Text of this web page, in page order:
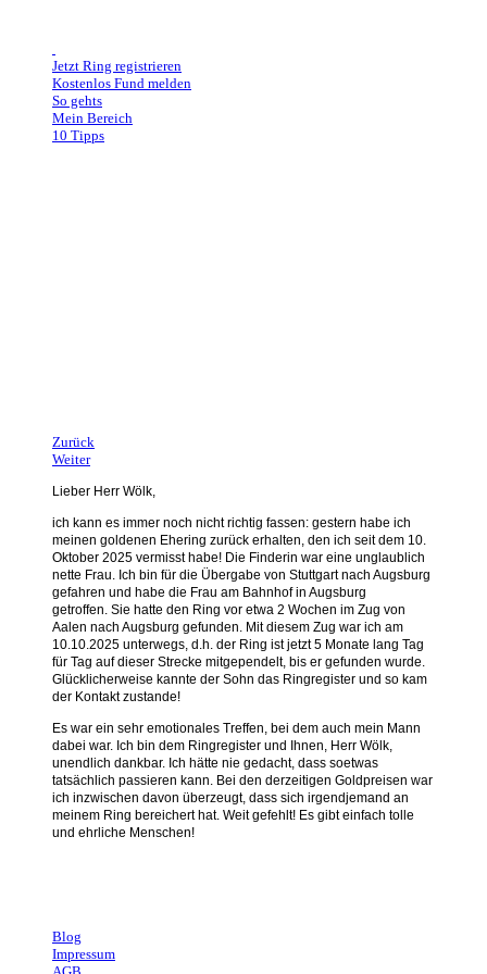
Jetzt Ring registrieren
Kostenlos Fund melden
So gehts
Mein Bereich
10 Tipps
Zurück
Weiter
Lieber Herr Wölk,
ich kann es immer noch nicht richtig fassen: gestern habe ich
meinen goldenen Ehering zurück erhalten, den ich seit dem 10.
Oktober 2025 vermisst habe! Die Finderin war eine unglaublich
nette Frau. Ich bin für die Übergabe von Stuttgart nach Augsburg
gefahren und habe die Frau am Bahnhof in Augsburg
getroffen. Sie hatte den Ring vor etwa 2 Wochen im Zug von
Aalen nach Augsburg gefunden. Mit diesem Zug war ich am
10.10.2025 unterwegs, d.h. der Ring ist jetzt 5 Monate lang Tag
für Tag auf dieser Strecke mitgependelt, bis er gefunden wurde.
Glücklicherweise kannte der Sohn das Ringregister und so kam
der Kontakt zustande!
Es war ein sehr emotionales Treffen, bei dem auch mein Mann
dabei war. Ich bin dem Ringregister und Ihnen, Herr Wölk,
unendlich dankbar. Ich hätte nie gedacht, dass soetwas
tatsächlich passieren kann. Bei den derzeitigen Goldpreisen war
ich inzwischen davon überzeugt, dass sich irgendjemand an
meinem Ring bereichert hat. Weit gefehlt! Es gibt einfach tolle
und ehrliche Menschen!
Blog
Impressum